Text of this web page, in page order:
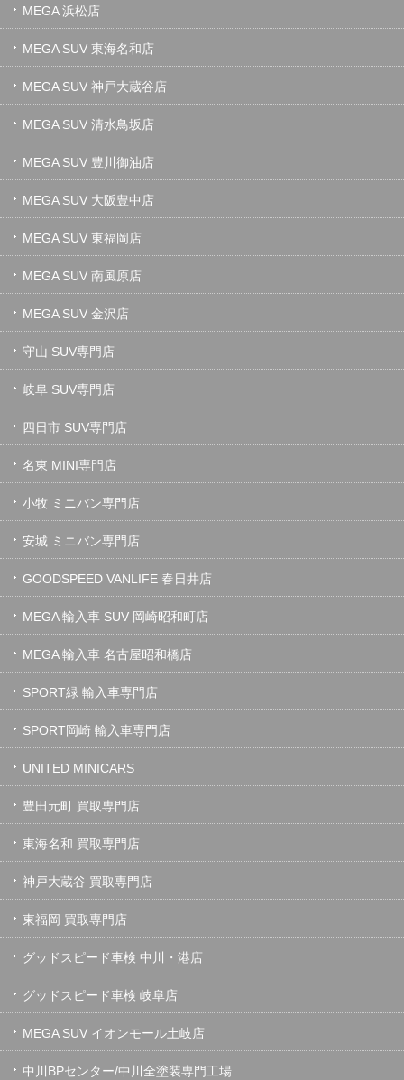
MEGA 浜松店
MEGA SUV 東海名和店
MEGA SUV 神戸大蔵谷店
MEGA SUV 清水鳥坂店
MEGA SUV 豊川御油店
MEGA SUV 大阪豊中店
MEGA SUV 東福岡店
MEGA SUV 南風原店
MEGA SUV 金沢店
守山 SUV専門店
岐阜 SUV専門店
四日市 SUV専門店
名東 MINI専門店
小牧 ミニバン専門店
安城 ミニバン専門店
GOODSPEED VANLIFE 春日井店
MEGA 輸入車 SUV 岡崎昭和町店
MEGA 輸入車 名古屋昭和橋店
SPORT緑 輸入車専門店
SPORT岡崎 輸入車専門店
UNITED MINICARS
豊田元町 買取専門店
東海名和 買取専門店
神戸大蔵谷 買取専門店
東福岡 買取専門店
グッドスピード車検 中川・港店
グッドスピード車検 岐阜店
MEGA SUV イオンモール土岐店
中川BPセンター/中川全塗装専門工場